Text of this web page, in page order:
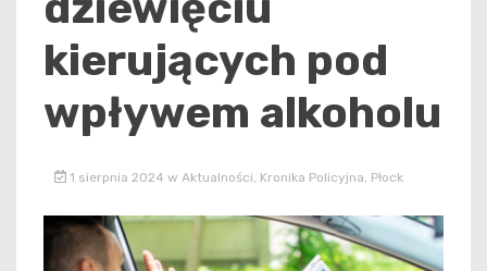
kierujących pod
wpływem alkoholu
1 sierpnia 2024 w Aktualności Kronika Policyjna Płock